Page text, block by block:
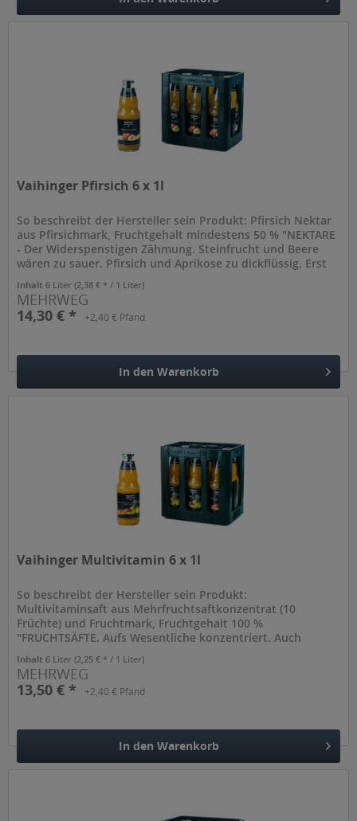
Vaihinger Pfirsich 6 x 1l
So beschreibt der Hersteller sein Produkt: Pfirsich Nektar
aus Pfirsichmark, Fruchtgehalt mindestens 50 % "NEKTARE
- Der Widerspenstigen Zähmung. Steinfrucht und Beere
wären zu sauer. Pfirsich und Aprikose zu dickflüssig. Erst
Inhalt6 Liter(2,38 € * / 1 Liter)
MEHRWEG
14,30 € *
+2,40 € Pfand
In den Warenkorb
Vaihinger Multivitamin 6 x 1l
So beschreibt der Hersteller sein Produkt:
Multivitaminsaft aus Mehrfruchtsaftkonzentrat (10
Früchte) und Fruchtmark, Fruchtgehalt 100 %
"FRUCHTSÄFTE. Aufs Wesentliche konzentriert. Auch
Inhalt6 Liter(2,25 € * / 1 Liter)
MEHRWEG
13,50 € *
+2,40 € Pfand
In den Warenkorb